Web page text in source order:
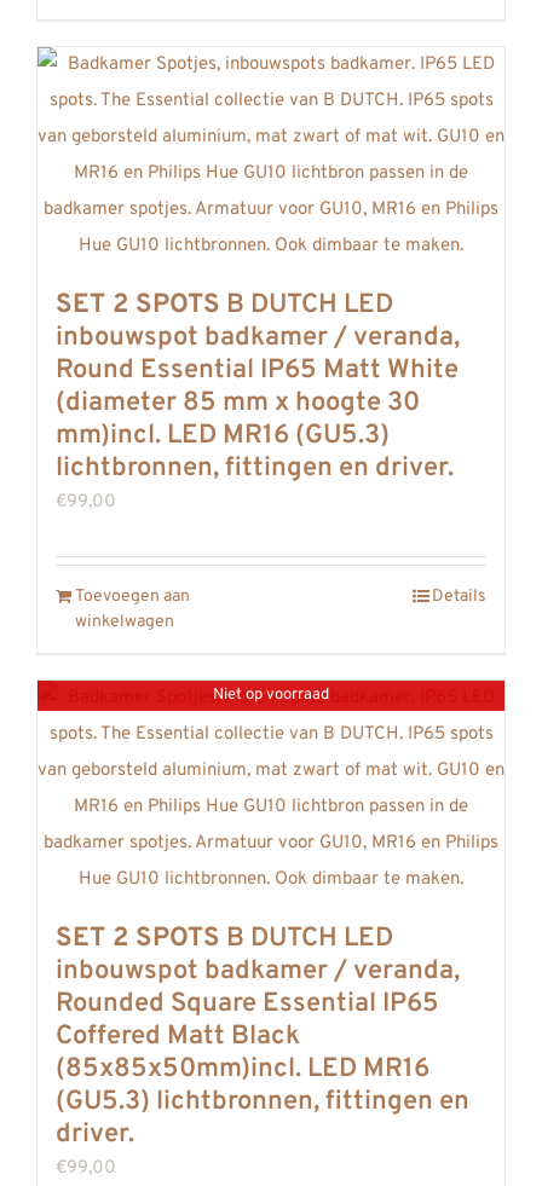
SET 2 SPOTS B DUTCH LED
inbouwspot badkamer / veranda,
Round Essential IP65 Matt White
(diameter 85 mm x hoogte 30
mm)incl. LED MR16 (GU5.3)
lichtbronnen, fittingen en driver.
€99,00
Toevoegen aan
winkelwagen
Details
Niet op voorraad
SET 2 SPOTS B DUTCH LED
inbouwspot badkamer / veranda,
Rounded Square Essential IP65
Coffered Matt Black
(85x85x50mm)incl. LED MR16
(GU5.3) lichtbronnen, fittingen en
driver.
€99,00